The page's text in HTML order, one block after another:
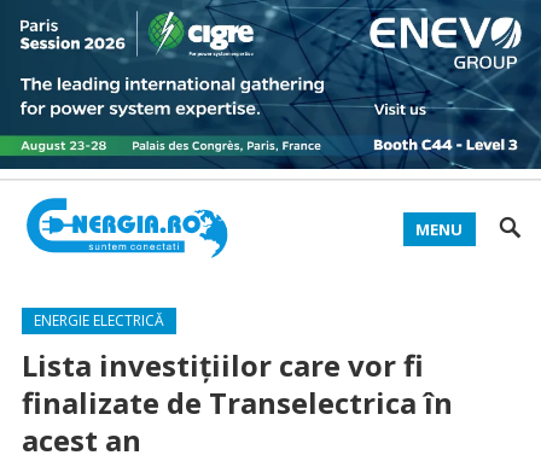
MENU
ENERGIE ELECTRICĂ
Lista investițiilor care vor fi
finalizate de Transelectrica în
acest an